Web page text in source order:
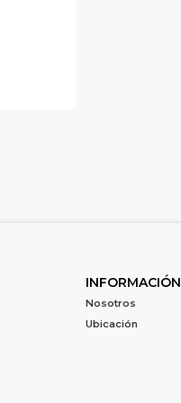
INFORMACIÓN
Nosotros
Ubicación